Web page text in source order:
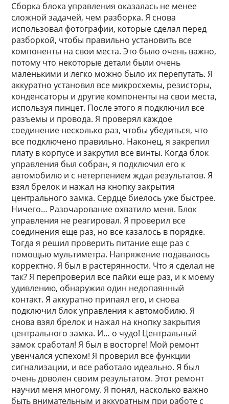
Сборка блока управления оказалась не менее
сложной задачей, чем разборка. Я снова
использовал фотографии, которые сделал перед
разборкой, чтобы правильно установить все
компоненты на свои места. Это было очень важно,
потому что некоторые детали были очень
маленькими и легко можно было их перепутать. Я
аккуратно установил все микросхемы, резисторы,
конденсаторы и другие компоненты на свои места,
используя пинцет. После этого я подключил все
разъемы и провода. Я проверял каждое
соединение несколько раз, чтобы убедиться, что
все подключено правильно. Наконец, я закрепил
плату в корпусе и закрутил все винты. Когда блок
управления был собран, я подключил его к
автомобилю и с нетерпением ждал результатов. Я
взял брелок и нажал на кнопку закрытия
центрального замка. Сердце биелось уже быстрее.
Ничего… Разочарование охватило меня. Блок
управления не реагировал. Я проверил все
соединения еще раз, но все казалось в порядке.
Тогда я решил проверить питание еще раз с
помощью мультиметра. Напряжение подавалось
корректно. Я был в растерянности. Что я сделал не
так? Я перепроверил все пайки еще раз, и к моему
удивлению, обнаружил один недопаянный
контакт. Я аккуратно припаял его, и снова
подключил блок управления к автомобилю. Я
снова взял брелок и нажал на кнопку закрытия
центрального замка. И… о чудо! Центральный
замок сработал! Я был в восторге! Мой ремонт
увенчался успехом! Я проверил все функции
сигнализации, и все работало идеально. Я был
очень доволен своим результатом. Этот ремонт
научил меня многому. Я понял, насколько важно
быть внимательным и аккуратным при работе с